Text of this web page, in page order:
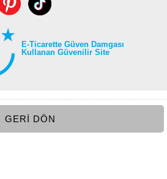
GERI DÖN
E-Ticarette Güven Damgası
Kullanan Güvenilir Site